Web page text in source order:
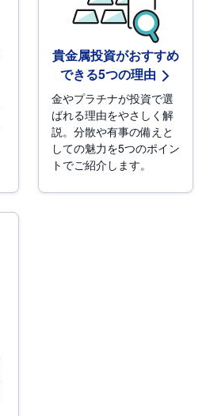
貴金属投資がおすすめ
できる5つの理由
金やプラチナが投資で選
ばれる理由をやさしく解
説。分散や有事の備えと
しての魅力を5つのポイン
トでご紹介します。